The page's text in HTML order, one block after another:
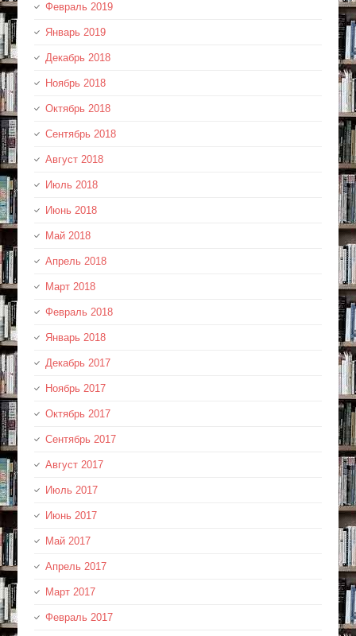
Февраль 2019
Январь 2019
Декабрь 2018
Ноябрь 2018
Октябрь 2018
Сентябрь 2018
Август 2018
Июль 2018
Июнь 2018
Май 2018
Апрель 2018
Март 2018
Февраль 2018
Январь 2018
Декабрь 2017
Ноябрь 2017
Октябрь 2017
Сентябрь 2017
Август 2017
Июль 2017
Июнь 2017
Май 2017
Апрель 2017
Март 2017
Февраль 2017